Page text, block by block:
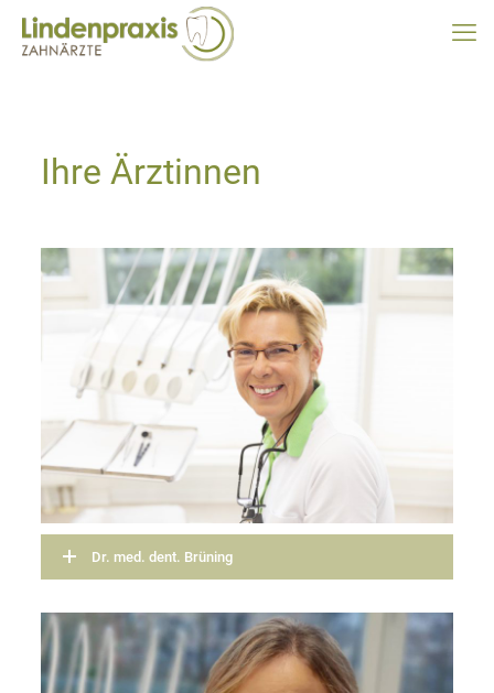
Ihre Ärztinnen
Dr. med. dent. Brüning